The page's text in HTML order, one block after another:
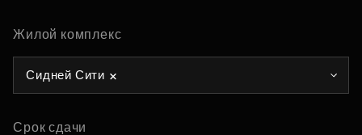
Жилой комплекс
Сидней Сити
Срок сдачи